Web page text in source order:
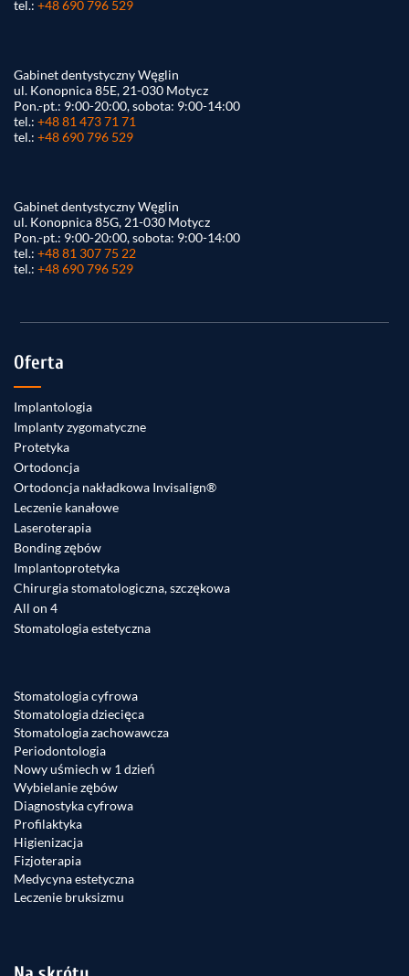
tel.: +48 690 796 529
Gabinet dentystyczny Węglin
ul. Konopnica 85E, 21-030 Motycz
Pon.-pt.: 9:00-20:00, sobota: 9:00-14:00
tel.: +48 81 473 71 71
tel.: +48 690 796 529
Gabinet dentystyczny Węglin
ul. Konopnica 85G, 21-030 Motycz
Pon.-pt.: 9:00-20:00, sobota: 9:00-14:00
tel.: +48 81 307 75 22
tel.: +48 690 796 529
Oferta
Implantologia
Implanty zygomatyczne
Protetyka
Ortodoncja
Ortodoncja nakładkowa Invisalign®
Leczenie kanałowe
Laseroterapia
Bonding zębów
Implantoprotetyka
Chirurgia stomatologiczna, szczękowa
All on 4
Stomatologia estetyczna
Stomatologia cyfrowa
Stomatologia dziecięca
Stomatologia zachowawcza
Periodontologia
Nowy uśmiech w 1 dzień
Wybielanie zębów
Diagnostyka cyfrowa
Profilaktyka
Higienizacja
Fizjoterapia
Medycyna estetyczna
Leczenie bruksizmu